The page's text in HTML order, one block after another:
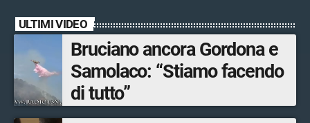
ULTIMI VIDEO
Bruciano ancora Gordona e
Samolaco: “Stiamo facendo
di tutto”